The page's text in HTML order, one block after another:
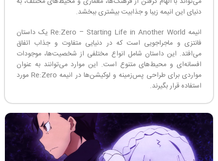
دنیای این انیمه زیبا و جذابیت بیشتری ببخشد.
انیمه Re:Zero – Starting Life in Another World یک داستان
فانتزی و ماجراجویی است که در دنیایی متفاوت و جذاب اتفاق
می‌افتد. این داستان شامل انواع مختلفی از شخصیت‌ها، موجودات
افسانه‌ای و محیط‌های متنوع است. این موارد می‌توانند به عنوان
مواردی برای طراحی پس‌زمینه و لوکیشن‌ها در انیمه Re:Zero مورد
استفاده قرار بگیرند.